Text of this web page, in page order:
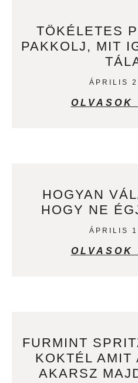
TÖKÉLETES
PAKKOLJ, MIT
ÁPRILIS
OLVASOK
HOGYAN
HOGY NE
ÁPRILIS
OLVASOK
FURMINT
KOKTÉL AMIT
AKARSZ